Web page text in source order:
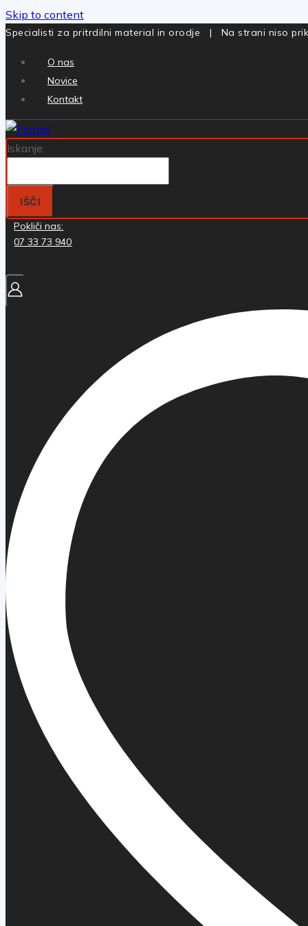
Skip to content
Specialisti za pritrdilni material in orodje | Na strani niso
O nas
Novice
Kontakt
Iskanje:
IŠČI
Pokliči nas:
07 33 73 940